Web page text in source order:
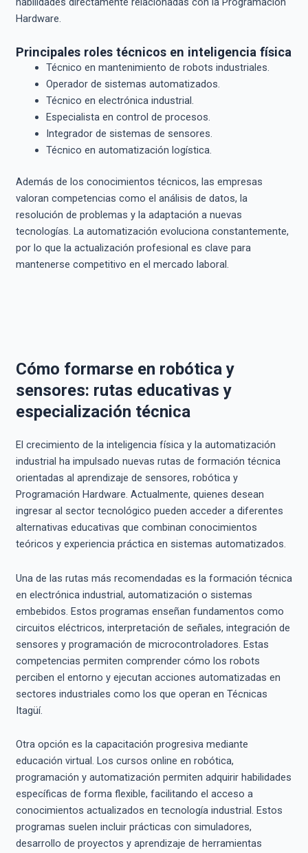
Hardware.
Principales roles técnicos en inteligencia física
Técnico en mantenimiento de robots industriales.
Operador de sistemas automatizados.
Técnico en electrónica industrial.
Especialista en control de procesos.
Integrador de sistemas de sensores.
Técnico en automatización logística.
Además de los conocimientos técnicos, las empresas
valoran competencias como el análisis de datos, la
resolución de problemas y la adaptación a nuevas
tecnologías. La automatización evoluciona constantemente,
por lo que la actualización profesional es clave para
mantenerse competitivo en el mercado laboral.
Cómo formarse en robótica y
sensores: rutas educativas y
especialización técnica
El crecimiento de la inteligencia física y la automatización
industrial ha impulsado nuevas rutas de formación técnica
orientadas al aprendizaje de sensores, robótica y
Programación Hardware. Actualmente, quienes desean
ingresar al sector tecnológico pueden acceder a diferentes
alternativas educativas que combinan conocimientos
teóricos y experiencia práctica en sistemas automatizados.
Una de las rutas más recomendadas es la formación técnica
en electrónica industrial, automatización o sistemas
embebidos. Estos programas enseñan fundamentos como
circuitos eléctricos, interpretación de señales, integración de
sensores y programación de microcontroladores. Estas
competencias permiten comprender cómo los robots
perciben el entorno y ejecutan acciones automatizadas en
sectores industriales como los que operan en Técnicas
Itagüí.
Otra opción es la capacitación progresiva mediante
educación virtual. Los cursos online en robótica,
programación y automatización permiten adquirir habilidades
específicas de forma flexible, facilitando el acceso a
conocimientos actualizados en tecnología industrial. Estos
programas suelen incluir prácticas con simuladores,
desarrollo de proyectos y aprendizaje de herramientas